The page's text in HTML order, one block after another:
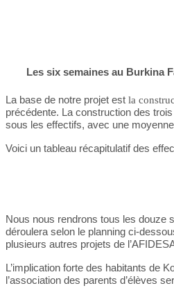
Les six semaines au Burkina
La base de notre projet est la
précédente. La construction des
sous les effectifs, avec une
Voici un tableau récapitulatif des
Nous nous rendrons tous les douze
déroulera selon le planning ci-
plusieurs autres projets de
L’implication forte des habitants de
l’association des parents d’élèves